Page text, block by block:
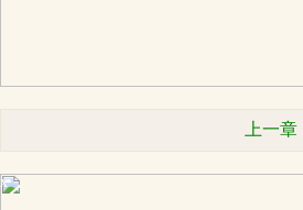
上一章
x